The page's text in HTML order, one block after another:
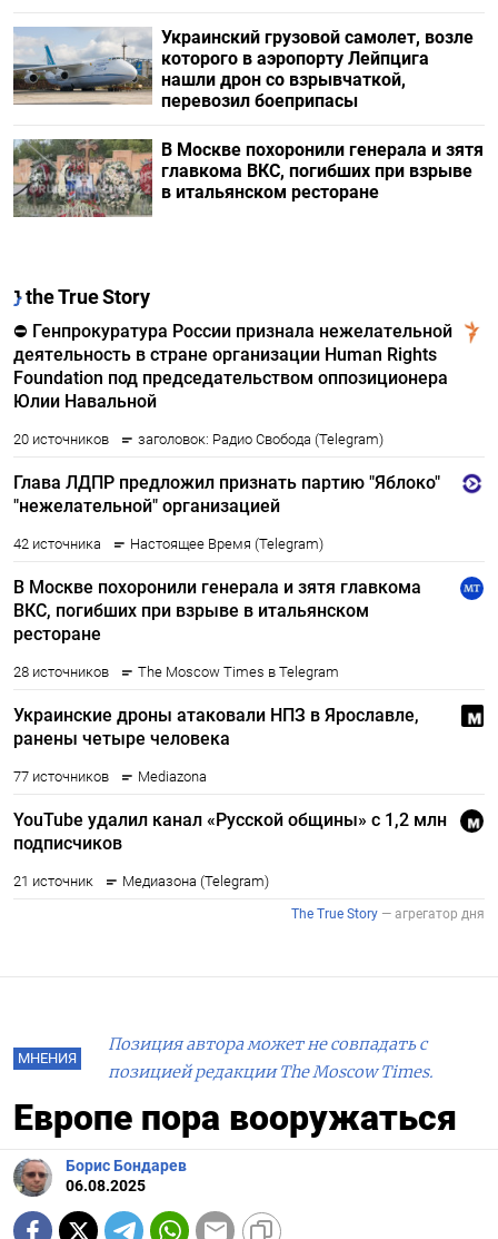
Украинский грузовой самолет, возле
которого в аэропорту Лейпцига
нашли дрон со взрывчаткой,
перевозил боеприпасы
В Москве похоронили генерала и зятя
главкома ВКС, погибших при взрыве
в итальянском ресторане
МНЕНИЯ
Позиция автора может не совпадать с
позицией редакции The Moscow Times.
Европе пора вооружаться
Борис Бондарев
06.08.2025